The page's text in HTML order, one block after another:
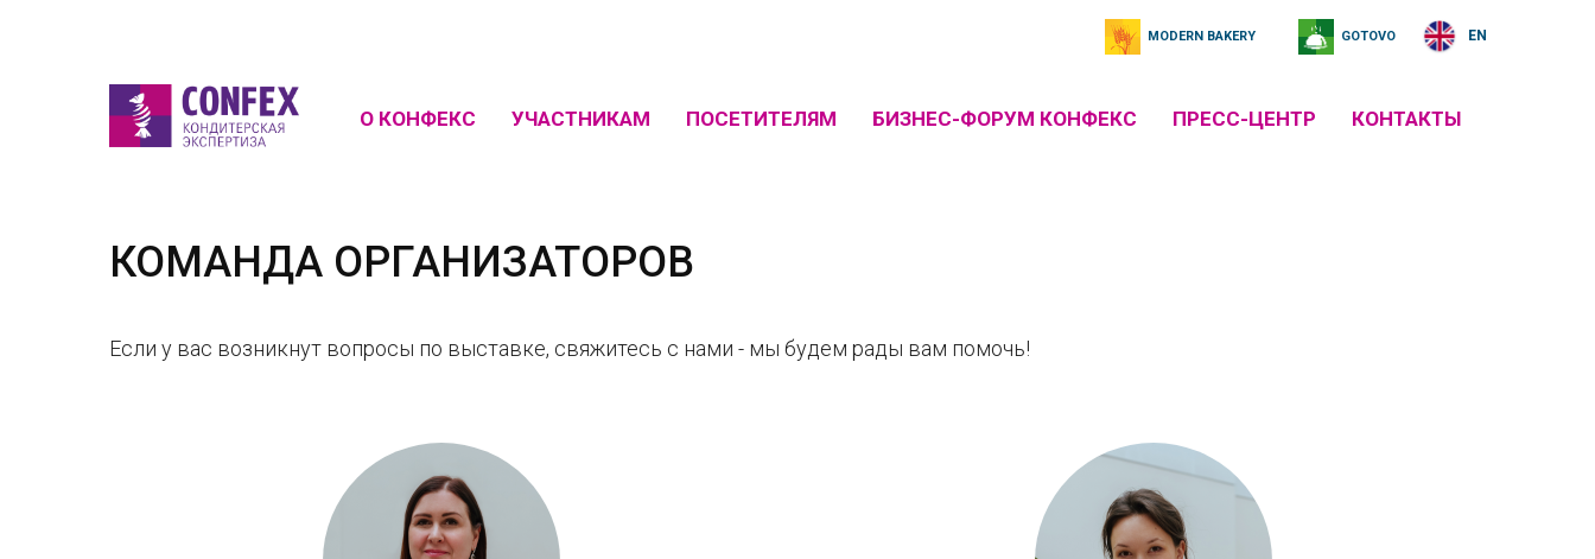
MODERN BAKERY GOTOVO EN
О КОНФЕКС УЧАСТНИКАМ ПОСЕТИТЕЛЯМ БИЗНЕС-ФОРУМ КОНФЕКС ПРЕСС-ЦЕНТР КОНТАКТЫ
КОМАНДА ОРГАНИЗАТОРОВ
Если у вас возникнут вопросы по выставке, свяжитесь с нами - мы будем рады вам помочь!